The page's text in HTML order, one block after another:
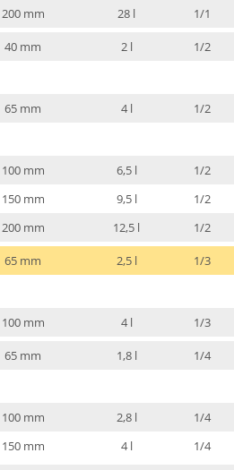
200 mm 28 l 1/1
40 mm 2 l 1/2
65 mm 4 l 1/2
100 mm 6,5 l
1/2
150 mm 9,5 l
1/2
200 mm 12,5 l 1/2
65 mm 2,5 l 1/3
100 mm 4 l 1/3
65 mm 1,8 l 1/4
100 mm 2,8 l
1/4
150 mm 4 l 1/4